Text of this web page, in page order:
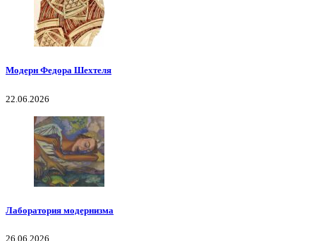
Модерн Федора Шехтеля
22.06.2026
Лаборатория модернизма
26.06.2026